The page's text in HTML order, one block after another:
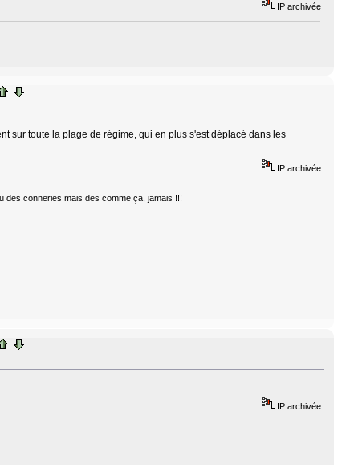
IP archivée
sur toute la plage de régime, qui en plus s'est déplacé dans les
IP archivée
des conneries mais des comme ça, jamais !!!
IP archivée